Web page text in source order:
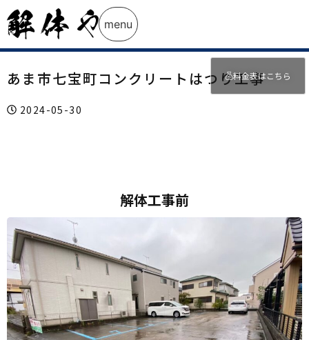
料金表はこちら
menu
あま市七宝町コンクリートはつり工事
2024-05-30
解体工事前